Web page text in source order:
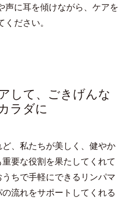
声に耳を傾けながら、ケアを
ださい。
して、ごきげんな
ラダに
、私たちが美しく、健やか
要な役割を果たしてくれて
ちで手軽にできるリンパマ
流れをサポートしてくれる